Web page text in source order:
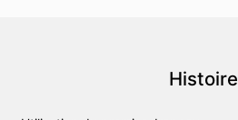
Histoire